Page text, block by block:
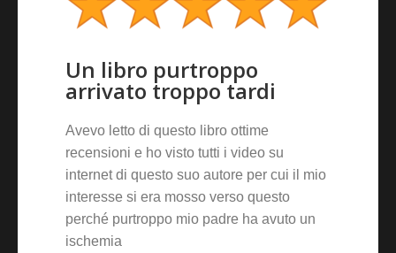
Un libro purtroppo
arrivato troppo tardi
Avevo letto di questo libro ottime
recensioni e ho visto tutti i video su
internet di questo suo autore per cui il mio
interesse si era mosso verso questo
perché purtroppo mio padre ha avuto un
ischemia